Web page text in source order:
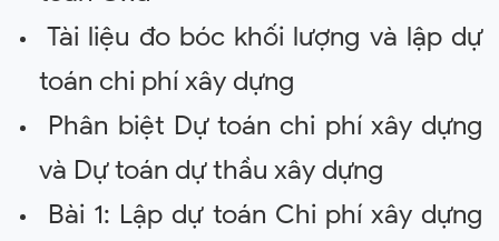
Tài liệu đo bóc khối lượng và lập dự
toán chi phí xây dựng
Phân biệt Dự toán chi phí xây dựng
và Dự toán dự thầu xây dựng
Bài 1: Lập dự toán Chi phí xây dựng